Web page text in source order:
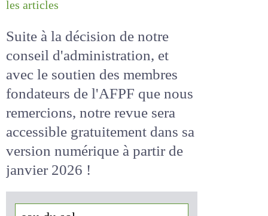
Nouveauté 2026 : accès gratuit à
Suite à la décision de notre
conseil d'administration, et
avec le soutien des membres
fondateurs de l'AFPF que nous
remercions, notre revue sera
accessiblegratuitementdans
sa version numérique
de janvier 2026 !